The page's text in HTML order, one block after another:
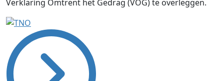
Verklaring Omtrent het Gedrag (VOG) te overleggen.